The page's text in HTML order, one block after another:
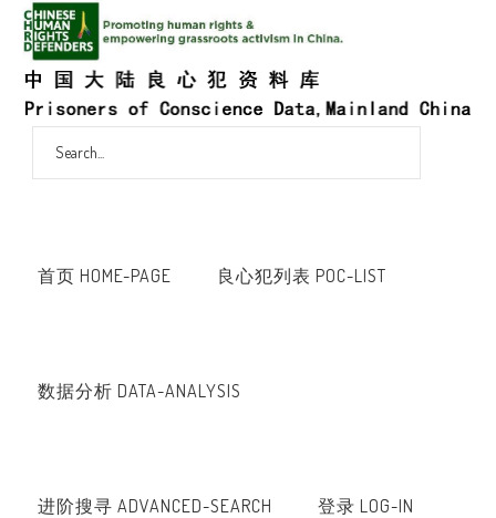
首页 HOME-PAGE 良心犯列表 POC-LIST
数据分析 DATA-ANALYSIS
进阶搜寻 ADVANCED-SEARCH 登录 LOG-IN